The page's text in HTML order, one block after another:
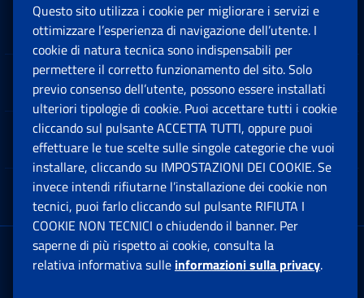
Sedi e Contatti
Software
Note Legali
App mobile
Sede Legale : Via Ciro il Grande, 21
00144 Roma
Questo sito utilizza i cookie per migliorare i servizi e
ottimizzare l’esperienza di navigazione dell’utente. I
cookie di natura tecnica sono indispensabili per
permettere il corretto funzionamento del sito. Solo
previo consenso dell’utente, possono essere installati
ulteriori tipologie di cookie. Puoi accettare tutti i cookie
cliccando sul pulsante ACCETTA TUTTI, oppure puoi
effettuare le tue scelte sulle singole categorie che vuoi
installare, cliccando su IMPOSTAZIONI DEI COOKIE. Se
invece intendi rifiutarne l’installazione dei cookie non
tecnici, puoi farlo cliccando sul pulsante RIFIUTA I
COOKIE NON TECNICI o chiudendo il banner. Per
saperne di più rispetto ai cookie, consulta la
relativa informativa sulle informazioni sulla privacy.